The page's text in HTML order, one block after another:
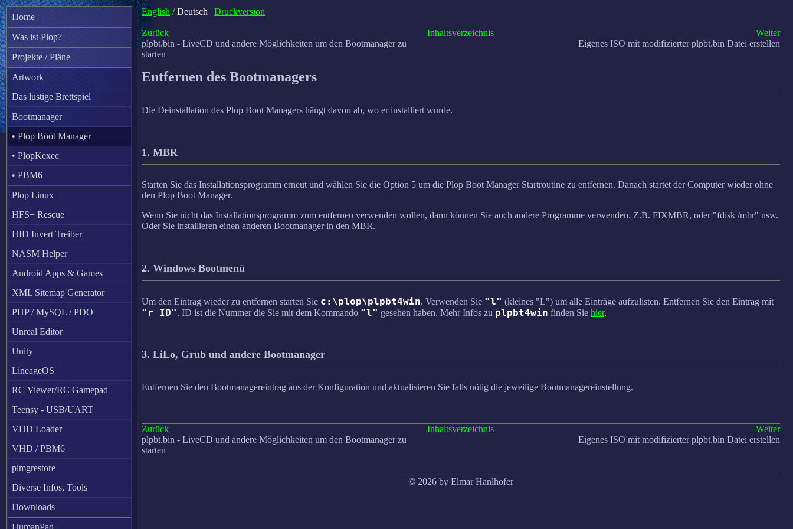
Home
Was ist Plop?
Projekte / Pläne
Artwork
Das lustige Brettspiel
Bootmanager
• Plop Boot Manager
• PlopKexec
• PBM6
Plop Linux
HFS+ Rescue
HID Invert Treiber
NASM Helper
Android Apps & Games
XML Sitemap Generator
PHP / MySQL / PDO
Unreal Editor
Unity
LineageOS
RC Viewer/RC Gamepad
Teensy - USB/UART
VHD Loader
VHD / PBM6
pimgrestore
Diverse Infos, Tools
Downloads
HumanPad
English /Deutsch | Druckversion
Zurück
plpbt.bin - LiveCD und andere Möglichkeiten um den Bootmanager zu
starten
Inhaltsverzeichnis
Weiter
Eigenes ISO mit modifizierter plpbt.bin Datei erstellen
Entfernen des Bootmanagers
Die Deinstallation des Plop Boot Managers hängt davon ab, wo er installiert wurde.
1. MBR
Starten Sie das Installationsprogramm erneut und wählen Sie die Option 5 um die Plop Boot Manager Startroutine zu entfernen. Danach startet der Computer wieder ohne
den Plop Boot Manager.
Wenn Sie nicht das Installationsprogramm zum entfernen verwenden wollen, dann können Sie auch andere Programme verwenden. Z.B. FIXMBR, oder "fdisk /mbr" usw.
Oder Sie installieren einen anderen Bootmanager in den MBR.
2. Windows Bootmenü
Um den Eintrag wieder zu entfernen starten Sie c:\plop\plpbt4win. Verwenden Sie "l" (kleines "L") um alle Einträge aufzulisten. Entfernen Sie den Eintrag mit
"r ID". ID ist die Nummer die Sie mit dem Kommando "l" gesehen haben. Mehr Infos zu plpbt4win finden Sie hier.
3. LiLo, Grub und andere Bootmanager
Entfernen Sie den Bootmanagereintrag aus der Konfiguration und aktualisieren Sie falls nötig die jeweilige Bootmanagereinstellung.
Zurück
plpbt.bin - LiveCD und andere Möglichkeiten um den Bootmanager zu
starten
Inhaltsverzeichnis
Weiter
Eigenes ISO mit modifizierter plpbt.bin Datei erstellen
© 2026 by Elmar Hanlhofer